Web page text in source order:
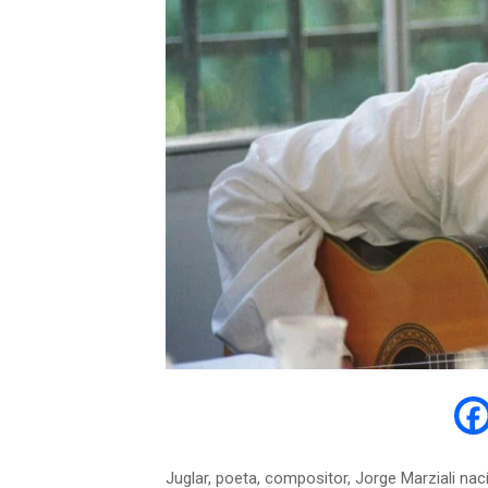
Juglar, poeta, compositor, Jorge Marziali